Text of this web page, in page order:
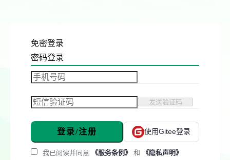
免密登录
密码登录
发送验证码
登录/注册 使用Gitee登录
我已阅读并同意 《服务条例》 和 《隐私声明》